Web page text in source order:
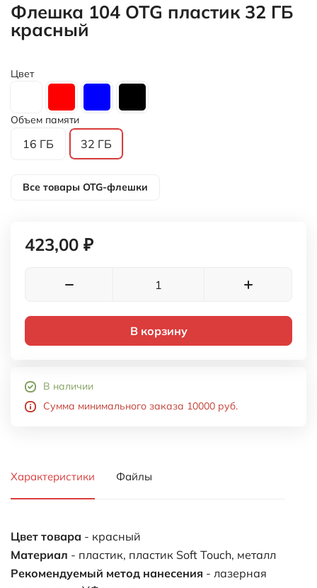
Флешка 104 OTG пластик 32 ГБ
красный
Цвет
Объем памяти
16 ГБ 32 ГБ
Все товары OTG-флешки
423,00 ₽
В корзину
В наличии
Сумма минимального заказа 10000 руб.
Характеристики Файлы
Цвет товара - красный
Материал - пластик, пластик Soft Touch, металл
Рекомендуемый метод нанесения - лазерная